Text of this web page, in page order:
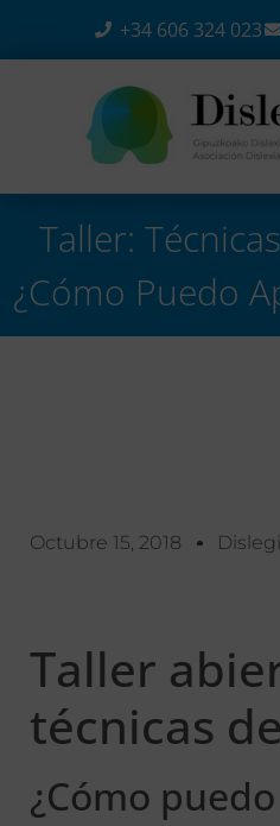
+34 606 324 023
Taller:
¿Cómo Puedo
Octubre 15, 2018 Dislegi
Taller
técnicas
¿Cómo